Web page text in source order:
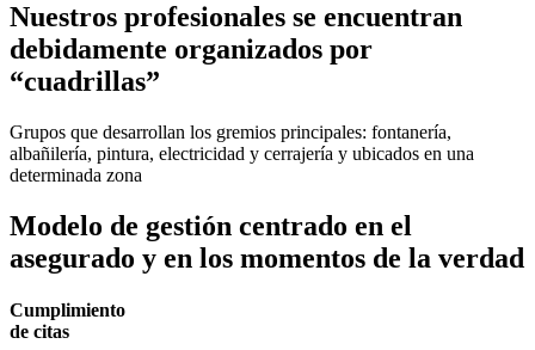
Nuestros profesionales se encuentran
debidamente organizados por
“cuadrillas”
Grupos que desarrollan los gremios principales: fontanería,
albañilería, pintura, electricidad y cerrajería y ubicados en una
determinada zona
Modelo de gestión centrado en el
asegurado y en los momentos de la verdad
Cumplimiento
de citas